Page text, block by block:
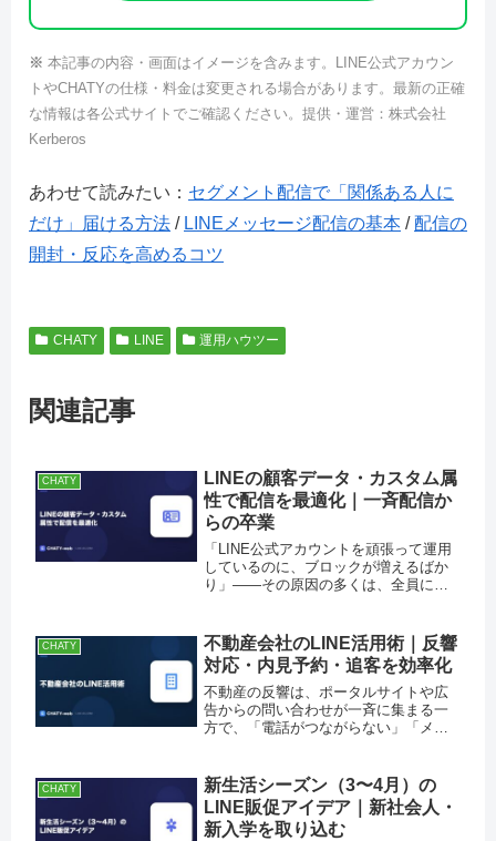
※ 本記事の内容・画面はイメージを含みます。LINE公式アカウン
トやCHATYの仕様・料金は変更される場合があります。最新の正確
な情報は各公式サイトでご確認ください。提供・運営：株式会社
Kerberos
あわせて読みたい： セグメント配信で「関係ある人に
だけ」届ける方法 / LINEメッセージ配信の基本 /配信の
開封・反応を高めるコツ
CHATY LINE 運用ハウツー
関連記事
CHATY
LINEの顧客データ・カスタム属
性で配信を最適化｜一斉配信か
らの卒業
「LINE公式アカウントを頑張って運用
しているのに、ブロックが増えるばか
り」——その原因の多くは、全員に同
入者にもリピーターにも、まったく同
じメッセージ。これでは「自分...
CHATY
不動産会社のLINE活用術｜反響
対応・内見予約・追客を効率化
不動産の反響は、ポータルサイトや広
告からの問い合わせが一斉に集まる一
方で、「電話がつながらない」「メー
見予約の調整、長期検討客への追客、
他社との比較で埋もれてしまう課題な
ど...
CHATY
新生活シーズン（3〜4月）の
LINE販促アイデア｜新社会人・
新入学を取り込む